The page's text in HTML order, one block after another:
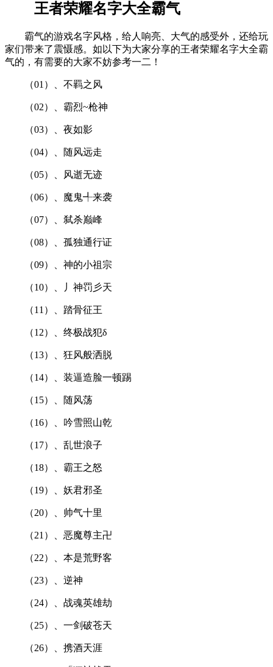
王者荣耀名字大全霸气
霸气的游戏名字风格，给人响亮、大气的感受外，还给玩
家们带来了震慑感。如以下为大家分享的王者荣耀名字大全霸
气的，有需要的大家不妨参考一二！
（01）、不羁之风
（02）、霸烈~枪神
（03）、夜如影
（04）、随风远走
（05）、风逝无迹
（06）、魔鬼╃来袭
（07）、弑杀巅峰
（08）、孤独通行证
（09）、神的小祖宗
（10）、丿神罚彡天
（11）、踏骨征王
（12）、终极战犯δ
（13）、狂风般洒脱
（14）、装逼造脸一顿踢
（15）、随风荡
（16）、吟雪照山乾
（17）、乱世浪子
（18）、霸王之怒
（19）、妖君邪圣
（20）、帅气十里
（21）、恶魔尊主卍
（22）、本是荒野客
（23）、逆神
（24）、战魂英雄劫
（25）、一剑破苍天
（26）、携酒天涯